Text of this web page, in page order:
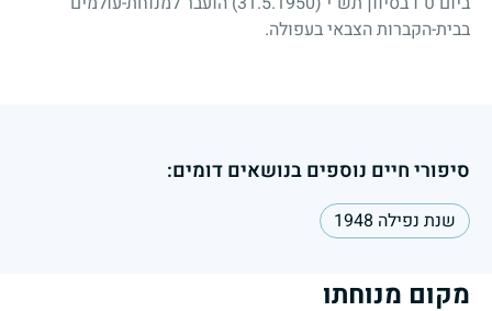
בבית-הקברות הצבאי בעפולה.
סיפורי חיים נוספים בנושאים דומים:
שנת נפילה 1948
מקום מנוחתו